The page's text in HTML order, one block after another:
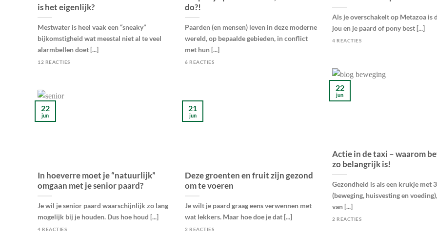
is het eigenlijk?
Mestwater is heel vaak een “sneaky”
bijkomstigheid wat meestal niet al te veel
alarmbellen doet [...]
12 REACTIES
do?!
Paarden (en mensen) leven in deze moderne
wereld, op bepaalde gebieden, in conflict
met hun [...]
6 REACTIES
Als je overschakelt op Metazoa is
jou en je paard of pony best [...]
4 REACTIES
Actie in de taxi – waarom
zo belangrijk is!
Gezondheid is als een krukje met
(beweging, huisvesting en
van [...]
2 REACTIES
22
jun
In hoeverre moet je “natuurlijk”
omgaan met je senior paard?
Je wil je senior paard waarschijnlijk zo lang
mogelijk bij je houden. Dus hoe houd [...]
4 REACTIES
22
jun
Deze groenten en fruit zijn gezond
om te voeren
Je wilt je paard graag eens verwennen met
wat lekkers. Maar hoe doe je dat [...]
2 REACTIES
21
jun